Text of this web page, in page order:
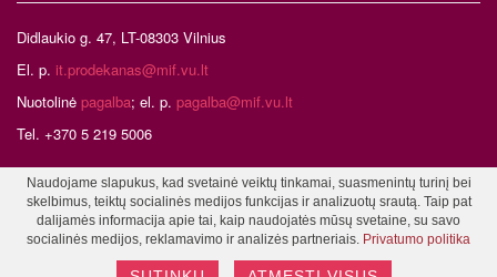
Didlaukio g. 47, LT-08303 Vilnius
El. p. it.prodekanas@mif.vu.lt
Nuotolinė pagalba; el. p. pagalba@mif.vu.lt
Tel. +370 5 219 5006
©2026 Vilniaus universitetas, Matematikos ir informatikos fakultetas
Tinklalapio administratorius
Naudojame slapukus, kad svetainė veiktų tinkamai, suasmenintų turinį bei
skelbimus, teiktų socialinės medijos funkcijas ir analizuotų srautą. Taip pat
dalijamės informacija apie tai, kaip naudojatės mūsų svetaine, su savo
socialinės medijos, reklamavimo ir analizės partneriais. Privatumo politika